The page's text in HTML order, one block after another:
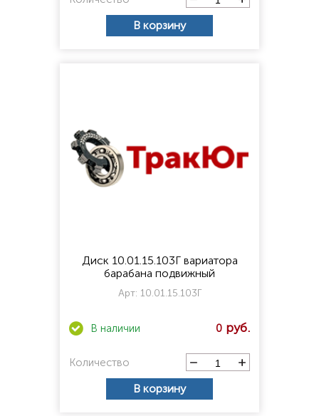
В корзину
Диск 10.01.15.103Г вариатора
барабана подвижный
Арт: 10.01.15.103Г
0
Количество
В корзину